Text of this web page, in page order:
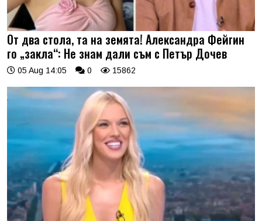
От два стола, та на земята! Александра Фейгин
го „закла“: Не знам дали съм с Петър Дочев
05 Aug 14:05 0 15862